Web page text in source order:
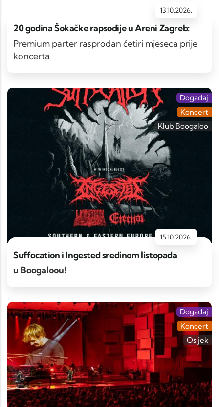
13.10.2026.
20 godina Šokačke rapsodije u Areni Zagreb:
Premium parter rasprodan četiri mjeseca prije
koncerta
15.10.2026.
Suffocation i Ingested sredinom listopada
u Boogaloou!
Događaj
Koncert
Klub Boogaloo
Događaj
Koncert
Osijek